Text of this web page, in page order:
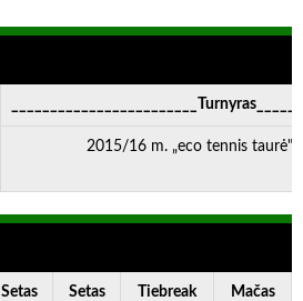
2015/16 m. „eco tennis taurė"
Setas Setas Tiebreak Mačas